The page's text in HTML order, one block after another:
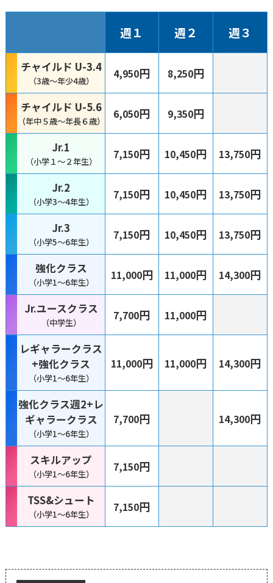
週１ 週２ 週３
チャイルド U-3.4
（3歳〜年少4歳）
4,950円 8,250円
チャイルド U-5.6
（年中５歳〜年長６歳）
6,050円 9,350円
Jr.1
（小学１〜２年生）
7,150円 10,450円 13,750円
Jr.2
（小学3〜4年生）
7,150円 10,450円 13,750円
Jr.3
（小学5〜6年生）
7,150円 10,450円 13,750円
強化クラス
（小学1〜6年生）
11,000円 11,000円 14,300円
Jr.ユースクラス
（中学生）
7,700円 11,000円
レギャラークラス
+強化クラス
（小学1〜6年生）
11,000円 11,000円 14,300円
強化クラス週2+レ
ギャラークラス
（小学1〜6年生）
7,700円 14,300円
スキルアップ
（小学1〜6年生）
7,150円
TSS&シュート
（小学1〜6年生）
7,150円